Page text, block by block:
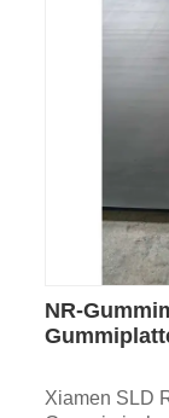
NR-
Xiamen SLD